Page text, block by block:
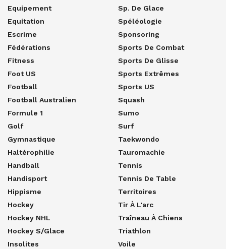
Equipement
Equitation
Escrime
Fédérations
Fitness
Foot US
Football
Football Australien
Formule 1
Golf
Gymnastique
Haltérophilie
Handball
Handisport
Hippisme
Hockey
Hockey NHL
Hockey S/glace
Insolites
Sp. De Glace
Spéléologie
Sponsoring
Sports De Combat
Sports De Glisse
Sports Extrêmes
Sports US
Squash
Sumo
Surf
Taekwondo
Tauromachie
Tennis
Tennis De Table
Territoires
Tir À L'arc
Traîneau À Chiens
Triathlon
Voile